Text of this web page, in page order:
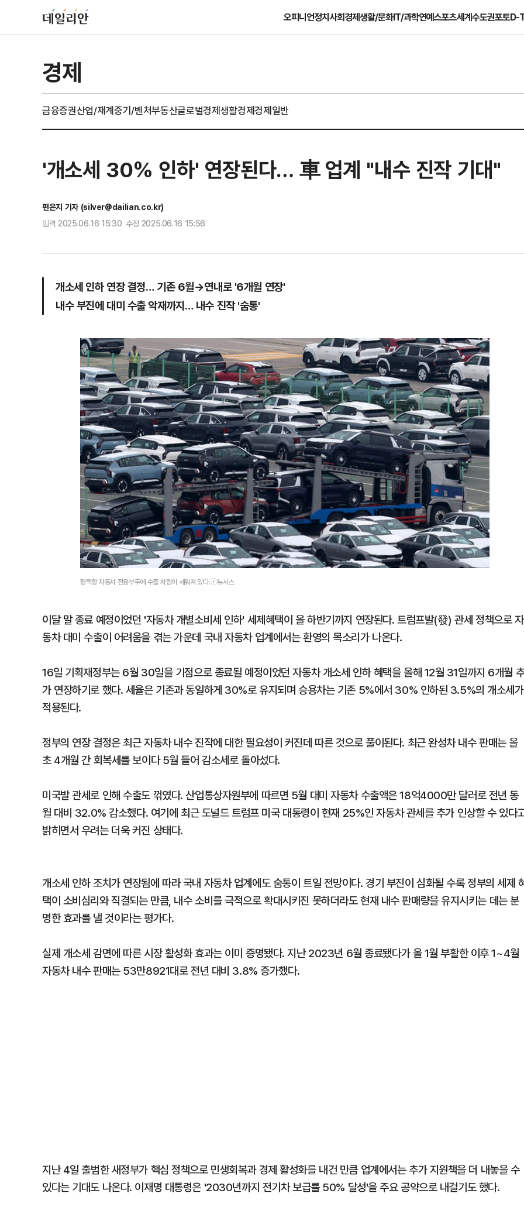
오피니언정치사회경제생활/문화IT/과학연예스포츠세계수도권포토D-
경제
금융증권산업/재계중기/벤처부동산글로벌경제생활경제경제일반
'개소세 30% 인하' 연장된다… 車 업계 "내수 진작 기대"
편은지 기자 (silver@dailian.co.kr)
입력 2025.06.16 15:30 수정 2025.06.16 15:56
개소세 인하 연장 결정… 기존 6월→연내로 '6개월 연장'
내수 부진에 대미 수출 악재까지… 내수 진작 '숨통'
평택항 자동차 전용부두에 수출 차량이 세워져 있다.ⓒ뉴시스
이달 말 종료 예정이었던 '자동차 개별소비세 인하' 세제혜택이 올 하반기까지 연장된다. 트럼프발(發) 관세 정책으로 자
동차 대미 수출이 어려움을 겪는 가운데 국내 자동차 업계에서는 환영의 목소리가 나온다.
16일 기획재정부는 6월 30일을 기점으로 종료될 예정이었던 자동차 개소세 인하 혜택을 올해 12월 31일까지 6개월
가 연장하기로 했다. 세율은 기존과 동일하게 30%로 유지되며 승용차는 기존 5%에서 30% 인하된 3.5%의 개소세가
적용된다.
정부의 연장 결정은 최근 자동차 내수 진작에 대한 필요성이 커진데 따른 것으로 풀이된다. 최근 완성차 내수 판매는 올
초 4개월 간 회복세를 보이다 5월 들어 감소세로 돌아섰다.
미국발 관세로 인해 수출도 꺾였다. 산업통상자원부에 따르면 5월 대미 자동차 수출액은 18억4000만 달러로 전년 동
월 대비 32.0% 감소했다. 여기에 최근 도널드 트럼프 미국 대통령이 현재 25%인 자동차 관세를 추가 인상할 수 있다
밝히면서 우려는 더욱 커진 상태다.
개소세 인하 조치가 연장됨에 따라 국내 자동차 업계에도 숨통이 트일 전망이다. 경기 부진이 심화될 수록 정부의 세제
택이 소비심리와 직결되는 만큼, 내수 소비를 극적으로 확대시키진 못하더라도 현재 내수 판매량을 유지시키는 데는 분
명한 효과를 낼 것이라는 평가다.
실제 개소세 감면에 따른 시장 활성화 효과는 이미 증명됐다. 지난 2023년 6월 종료됐다가 올 1월 부활한 이후 1~4월
자동차 내수 판매는 53만8921대로 전년 대비 3.8% 증가했다.
지난 4일 출범한 새정부가 핵심 정책으로 민생회복과 경제 활성화를 내건 만큼 업계에서는 추가 지원책을 더 내놓을 수
있다는 기대도 나온다. 이재명 대통령은 '2030년까지 전기차 보급률 50% 달성'을 주요 공약으로 내걸기도 했다.
1
"삼성·SK보다 싸게 달라"…
에 '더 비싸다' 퇴짜
2
[데일리안 오늘뉴스 종합] 축
인 심판에 성접대 의혹, 李대
지율 하락 의식했나, 삼전닉스
물, SK하이닉스 프리마켓 시
점화, 김민석 "과반 승리 가
3
李대통령, 20대 지지율 하락
나…"청년 보편적 지원 문턱
4
'압수수색·성접대 의혹' 송두
대한민국 축구판
5
"약만으론 한계"…당뇨병 '시
과학자의 도전 [내일의 닥터]